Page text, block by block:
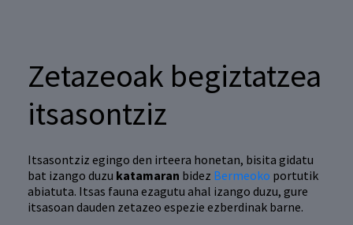
Zetazeoak begiztatzea
itsasontziz
Itsasontziz egingo den irteera honetan, bisita gidatu
bat izango duzu katamaran bidez Bermeoko portutik
abiatuta. Itsas fauna ezagutu ahal izango duzu, gure
itsasoan dauden zetazeo espezie ezberdinak barne.